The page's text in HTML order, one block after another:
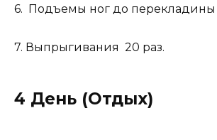
6. Подъемы ног до перекладины
7. Выпрыгивания 20 раз.
4 День (Отдых)